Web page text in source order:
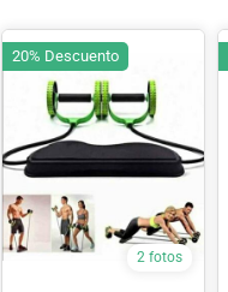
2 fotos
20% Descuento